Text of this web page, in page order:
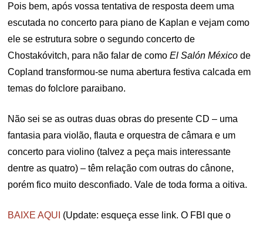
Pois bem, após vossa tentativa de resposta deem uma
escutada no concerto para piano de Kaplan e vejam como
ele se estrutura sobre o segundo concerto de
Chostakóvitch, para não falar de comoEl Salón México de
Copland transformou-se numa abertura festiva calcada em
temas do folclore paraibano.
Não sei se as outras duas obras do presente CD – uma
fantasia para violão, flauta e orquestra de câmara e um
concerto para violino (talvez a peça mais interessante
dentre as quatro) – têm relação com outras do cânone,
porém fico muito desconfiado. Vale de toda forma a oitiva.
BAIXE AQUI (Update: esqueça esse link. O FBI que o